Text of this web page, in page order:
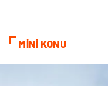
MİNİ KONU